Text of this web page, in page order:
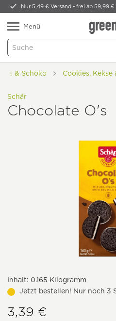
Nur 5,49 € Versand -frei ab 59,99 €
Menü
& Schoko Cookies, Kekse
Schär
Chocolate O's
Inhalt: 0.165 Kilogramm
Jetzt bestellen! Nur noch 3
3,39 €